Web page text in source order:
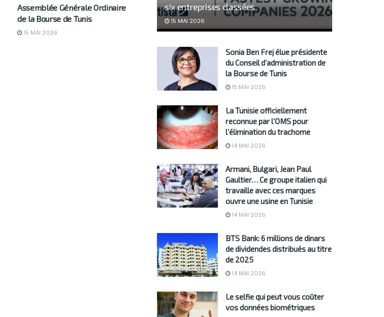
Assemblée Générale Ordinaire
de la Bourse de Tunis
15 MAI 2026
six entreprises classées
15 MAI 2026
Sonia Ben Frej élue présidente
du Conseil d’administration de
la Bourse de Tunis
15 MAI 2026
La Tunisie officiellement
reconnue par l’OMS pour
l’élimination du trachome
14 MAI 2026
Armani, Bulgari, Jean Paul
Gaultier… Ce groupe italien qui
travaille avec ces marques
ouvre une usine en Tunisie
14 MAI 2026
BTS Bank: 6 millions de dinars
de dividendes distribués au titre
de 2025
14 MAI 2026
Le selfie qui peut vous coûter
vos données biométriques